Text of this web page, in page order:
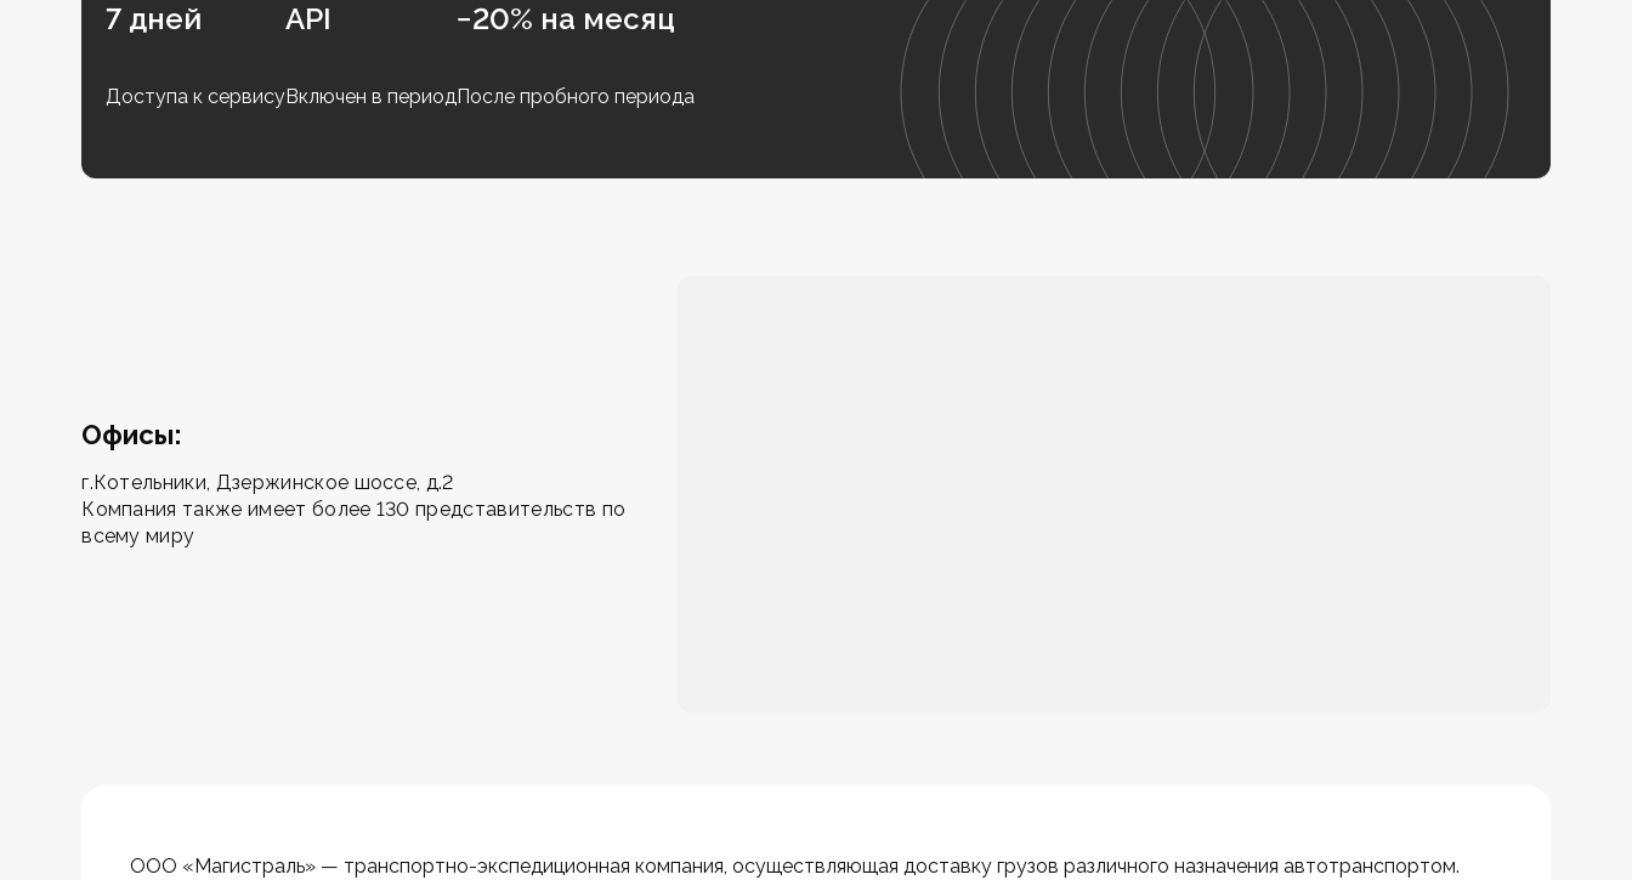
7 дней
Доступа к сервису
API
Включен в период
−20% на месяц
После пробного периода
Офисы:
г.Котельники, Дзержинское шоссе, д.2
Компания также имеет более 130 представительств по
всему миру
ООО «Магистраль» — транспортно-экспедиционная компания, осуществляющая доставку грузов различного назначения автотранспортом.